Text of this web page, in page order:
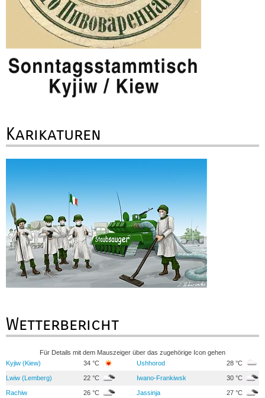
Karikaturen
Wetterbericht
Für Details mit dem Mauszeiger über das zugehörige Icon gehen
Kyjiw (Kiew)
34 °C Ushhorod 28 °C
Lwiw (Lemberg) 22 °C Iwano-Frankiwsk 30 °C
Rachiw 26 °C Jassinja 27 °C